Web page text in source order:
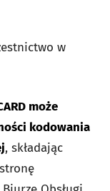
w
może
kodowania
, składając